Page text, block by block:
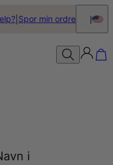
Spor min ordre
i